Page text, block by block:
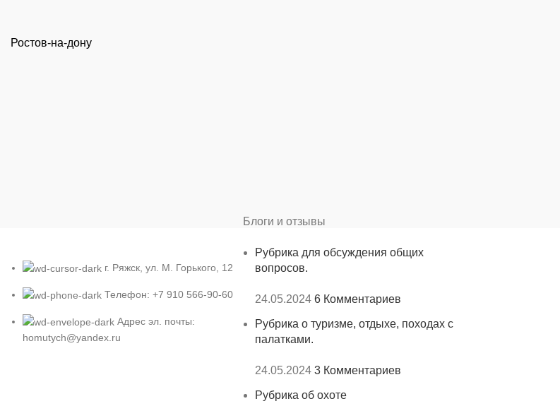
Ростов-на-дону
г. Ряжск, ул. М. Горького, 12
Телефон: +7 910 566-90-60
Адрес эл. почты:
homutych@yandex.ru
Блоги и отзывы
Рубрика для обсуждения общих
вопросов.
24.05.2024 6 Комментариев
Рубрика о туризме, отдыхе, походах с
палатками.
24.05.2024 3 Комментариев
Рубрика об охоте